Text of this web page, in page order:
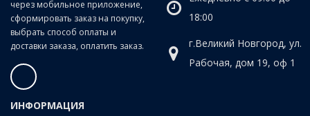
через мобильное приложение,
сформировать заказ на покупку,
выбрать способ оплаты и
доставки заказа, оплатить заказ.
18:00
г.Великий Новгород, ул.
Рабочая, дом 19, оф 1
ИНФОРМАЦИЯ